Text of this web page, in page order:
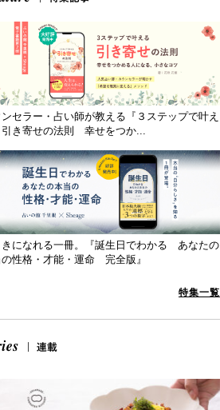
セラー・占い師が教える『３ステップで叶え
き寄せの法則 幸せをつか...
きになれる一冊。『誕生日でわかる あなたの
性格・才能・運命 完全版』
特集一覧